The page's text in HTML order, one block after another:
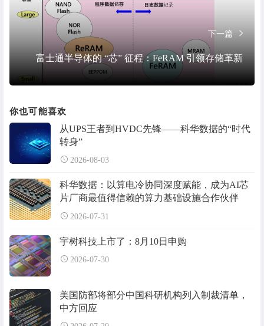
下一篇
富士通半导体的 “芯” 征程：FeRAM 引领存储革新
你也可能喜欢
从UPS王者到HVDC先锋——科华数据的“时代
转身”
2026-08-03
科华数据：以算电冷协同深度赋能，成为AI芯
片厂商最值得信赖的算力基础设施合作伙伴
2026-07-31
宇树科技上市了：8月10日申购
2026-07-30
美国防部将部分中国科研机构列入制裁清单，
中方回应